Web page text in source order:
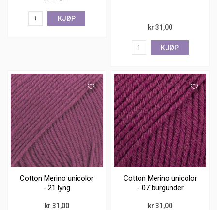
KJØP
kr 31,00
KJØP
Cotton Merino unicolor
- 21 lyng
kr 31,00
Cotton Merino unicolor
- 07 burgunder
kr 31,00